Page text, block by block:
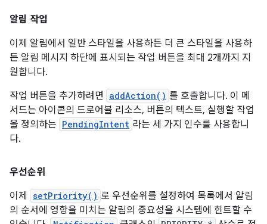
알림 작업
이제 알림에서 일반 스타일을 사용하든 더 큰 스타일을 사용하
든 알림 메시지 하단에 표시되는 작업 버튼을 최대 2개까지 지
원합니다.
작업 버튼을 추가하려면
addAction() 를 호출합니다. 이 메
서드는 아이콘의 드로어블 리소스, 버튼의 텍스트, 실행할 작업
을 정의하는 PendingIntent 라는 세 가지 인수를 사용합니
다.
우선순위
이제
setPriority() 로 우선순위를 설정하여 목록에서 알림
의 순서에 영향을 미치는 알림의 중요성을 시스템에 힌트할 수